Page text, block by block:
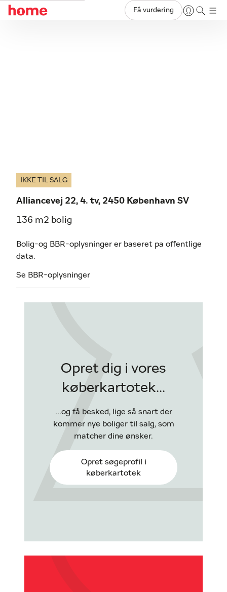
Få vurdering
IKKE TIL SALG
Alliancevej 22, 4. tv, 2450 København SV
136 m2 bolig
Bolig-og BBR-oplysninger er baseret pa offentlige
data.
Se BBR-oplysninger
Opret dig i vores
køberkartotek...
...og få besked, lige så snart der
kommer nye boliger til salg, som
matcher dine ønsker.
Opret søgeprofil i
køberkartotek